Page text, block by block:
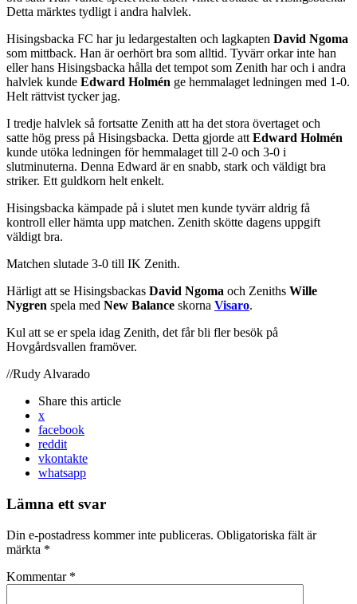
Detta märktes tydligt i andra halvlek.
Hisingsbacka FC har ju ledargestalten och lagkapten David Ngoma
som mittback. Han är oerhört bra som alltid. Tyvärr orkar inte han
eller hans Hisingsbacka hålla det tempot som Zenith har och i andra
halvlek kunde Edward Holmén ge hemmalaget ledningen med 1-0.
Helt rättvist tycker jag.
I tredje halvlek så fortsatte Zenith att ha det stora övertaget och
satte hög press på Hisingsbacka. Detta gjorde att Edward Holmén
kunde utöka ledningen för hemmalaget till 2-0 och 3-0 i
slutminuterna. Denna Edward är en snabb, stark och väldigt bra
striker. Ett guldkorn helt enkelt.
Hisingsbacka kämpade på i slutet men kunde tyvärr aldrig få
kontroll eller hämta upp matchen. Zenith skötte dagens uppgift
väldigt bra.
Matchen slutade 3-0 till IK Zenith.
Härligt att se Hisingsbackas David Ngoma och Zeniths Wille
Nygren spela med New Balance skorna Visaro.
Kul att se er spela idag Zenith, det får bli fler besök på
Hovgårdsvallen framöver.
//Rudy Alvarado
Share this article
x
facebook
reddit
vkontakte
whatsapp
Lämna ett svar
Din e-postadress kommer inte publiceras. Obligatoriska fält är
märkta *
Kommentar *